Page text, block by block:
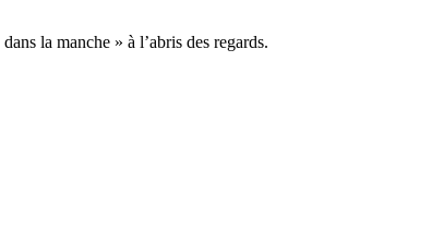
la manche » à l’abris des regards.